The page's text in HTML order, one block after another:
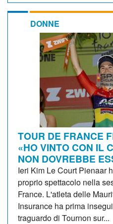
DONNE
TOUR DE FRANCE
«HO VINTO CON IL
NON DOVREBBE
Ieri Kim Le Court Pienaar
proprio spettacolo nella
France. L'atleta delle
Insurance ha prima
traguardo di Tournon sur...